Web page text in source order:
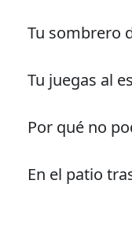
Tu sombrero
Tu juegas al
Por qué no
En el patio